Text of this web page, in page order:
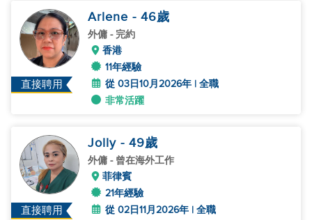
直接聘用
Arlene - 46歲
外傭 - 完約
香港
11年經驗
從 03日10月2026年 | 全職
非常活躍
直接聘用
Jolly - 49歲
外傭 - 曾在海外工作
菲律賓
21年經驗
從 02日11月2026年 | 全職